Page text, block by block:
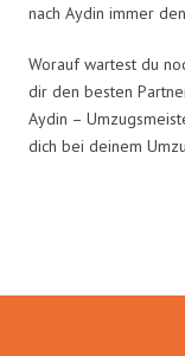
nach Aydin immer
Worauf wartest du
dir den besten
Aydin –
dich bei deinem